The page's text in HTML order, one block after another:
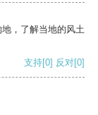
，了解当地的风土
支持[0] 反对[0]